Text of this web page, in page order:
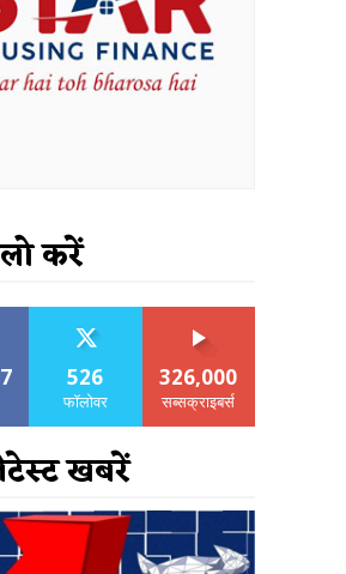
करें
526
फॉलोवर
326,000
सब्सक्राइबर्स
खबरें